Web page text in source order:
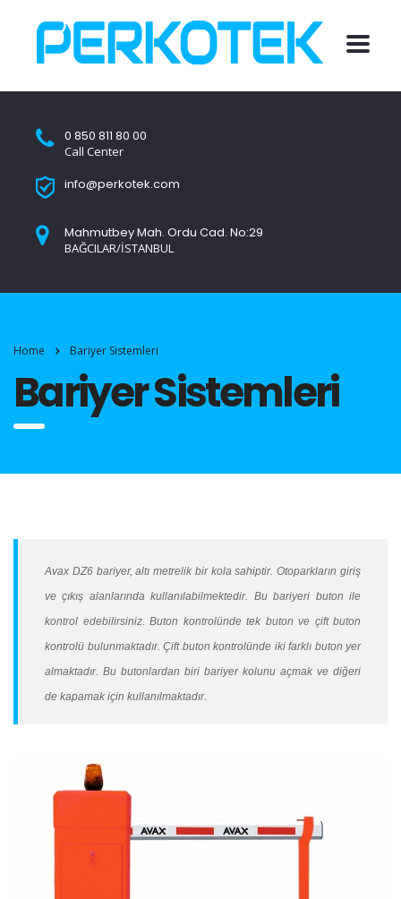
0 850 811 80 00
Call Center
info@perkotek.com
Mahmutbey Mah. Ordu Cad. No:29
BAĞCILAR/İSTANBUL
Home Bariyer Sistemleri
Bariyer Sistemleri
Avax DZ6 bariyer, altı metrelik bir kola sahiptir. Otoparkların giriş
ve çıkış alanlarında kullanılabilmektedir. Bu bariyeri buton ile
kontrol edebilirsiniz. Buton kontrolünde tek buton ve çift buton
kontrolü bulunmaktadır. Çift buton kontrolünde iki farklı buton yer
almaktadır. Bu butonlardan biri bariyer kolunu açmak ve diğeri
de kapamak için kullanılmaktadır.